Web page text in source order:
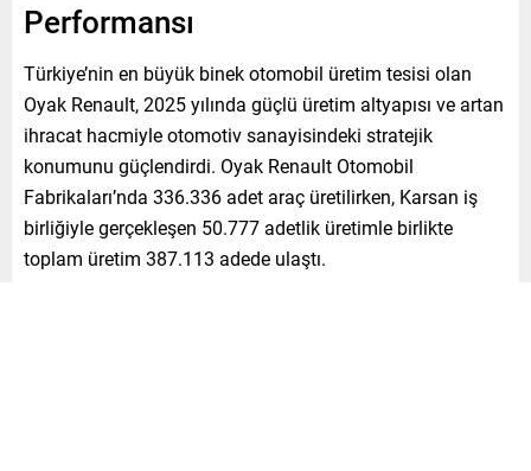
Performansı
Türkiye’nin en büyük binek otomobil üretim tesisi olan
Oyak Renault, 2025 yılında güçlü üretim altyapısı ve artan
ihracat hacmiyle otomotiv sanayisindeki stratejik
konumunu güçlendirdi. Oyak Renault Otomobil
Fabrikaları’nda 336.336 adet araç üretilirken, Karsan iş
birliğiyle gerçekleşen 50.777 adetlik üretimle birlikte
toplam üretim 387.113 adede ulaştı.